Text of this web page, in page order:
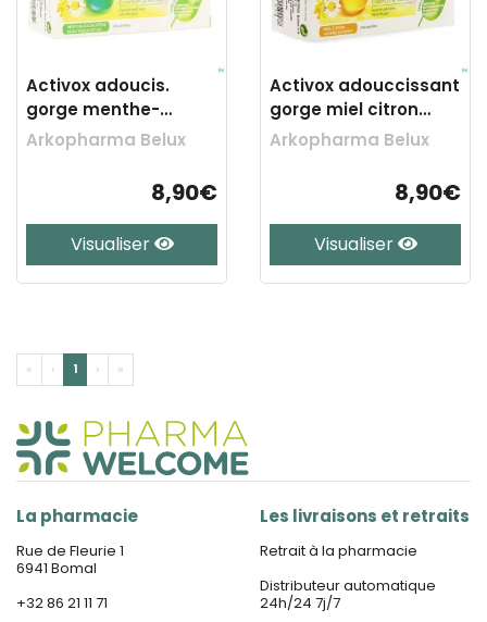
Activox adoucis.
gorge menthe-
eucalyptus past 24
Arkopharma Belux
8,90€
Visualiser
Activox adouccissant
gorge miel citron
past 24
Arkopharma Belux
8,90€
Visualiser
« ‹ 1 › »
La pharmacie
Rue de Fleurie 1
6941 Bomal
+32 86 21 11 71
Les livraisons et retraits
Retrait à la pharmacie
Distributeur automatique
24h/24 7j/7